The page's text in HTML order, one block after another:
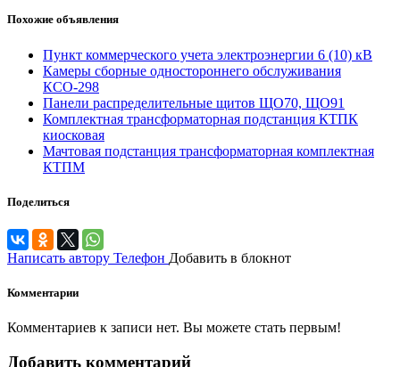
Похожие объявления
Пункт коммерческого учета электроэнергии 6 (10) кВ
Камеры сборные одностороннего обслуживания
КСО-298
Панели распределительные щитов ЩО70, ЩО91
Комплектная трансформаторная подстанция КТПК
киосковая
Мачтовая подстанция трансформаторная комплектная
КТПМ
Поделиться
Написать автору Телефон Добавить в блокнот
Комментарии
Комментариев к записи нет. Вы можете стать первым!
Добавить комментарий